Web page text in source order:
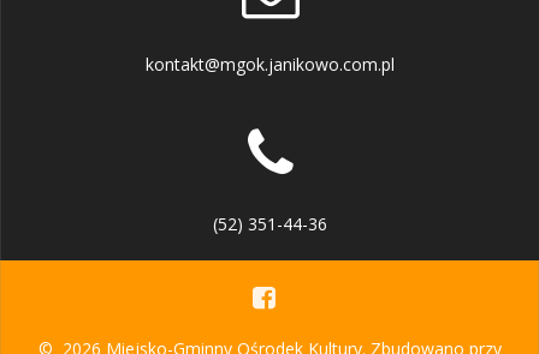
kontakt@mgok.janikowo.com.pl
(52) 351-44-36
© 2026 Miejsko-Gminny Ośrodek Kultury. Zbudowano przy